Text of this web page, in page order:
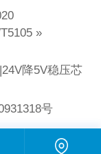
»
降5V稳压芯
号